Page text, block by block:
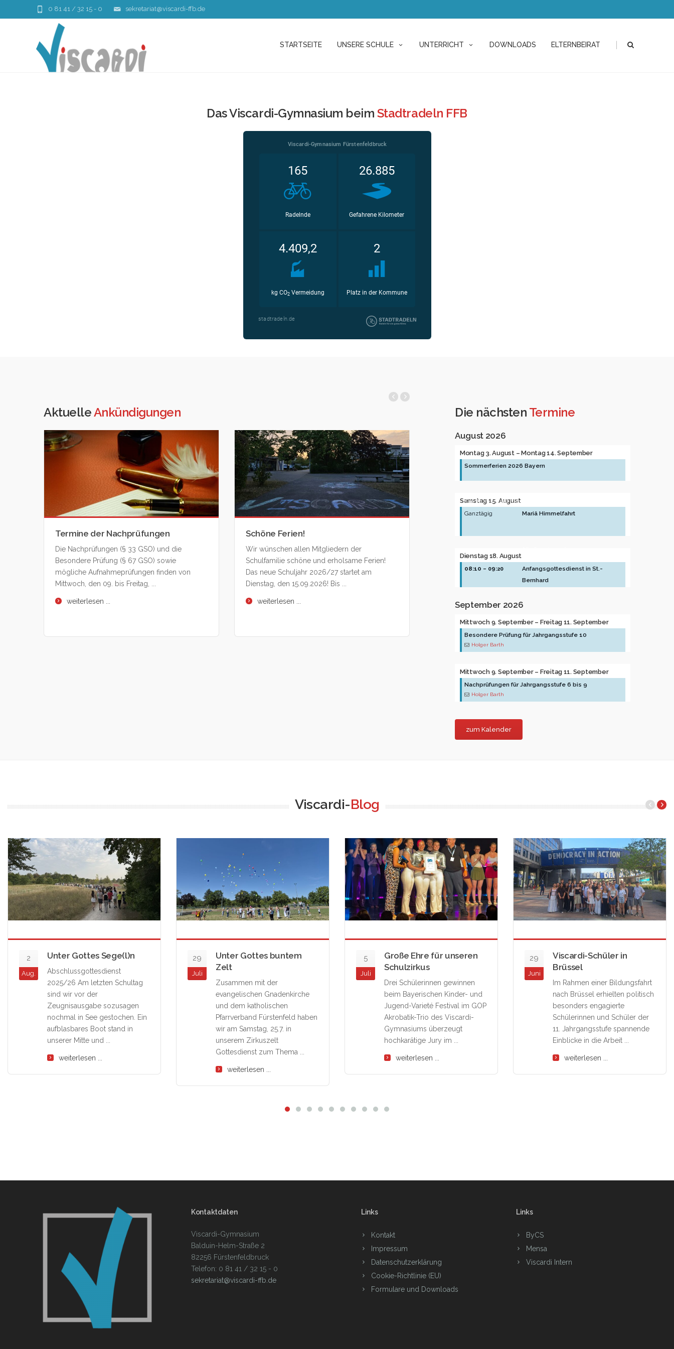
sekretariat@viscardi-ffb.de
0 81 41 / 32 15 - 0
STARTSEITE UNSERE SCHULE UNTERRICHT DOWNLOADS ELTERNBEIRAT |
Das Viscardi-Gymnasium beim Stadtradeln FFB
AktuelleAnkündigungen
Termine der Nachprüfungen
Die Nachprüfungen (§ 33 GSO) und die
Besondere Prüfung (§ 67 GSO) sowie
mögliche Aufnahmeprüfungen finden von
Mittwoch, den 09. bis Freitag, ...
weiterlesen ...
Schöne Ferien!
Wir wünschen allen Mitgliedern der
Schulfamilie schöne und erholsame Ferien!
Das neue Schuljahr 2026/27 startet am
Dienstag, den 15.09.2026! Bis ...
weiterlesen ...
Die nächsten Termine
August 2026
Montag 3. August–Montag14. September
Sommerferien 2026 Bayern
Alle Termine aufhttp://www.schulferien.org
Samstag 15. August
Ganztägig Mariä Himmelfahrt
Dienstag 18. August
08:10 – 09:20
Anfangsgottesdienst in St.-
Bernhard
September 2026
Mittwoch 9. September– Freitag 11. September
Besondere Prüfung für Jahrgangsstufe 10
Holger Barth
Mittwoch 9. September– Freitag 11. September
Nachprüfungen für Jahrgangsstufe 6 bis 9
Holger Barth
zum Kalender
Viscardi-Blog
2
Aug.
Unter Gottes Sege(l)n
Abschlussgottesdienst
2025/26 Am letzten Schultag
sind wir vor der
Zeugnisausgabe sozusagen
nochmal in See gestochen. Ein
aufblasbares Boot stand in
unserer Mitte und ...
weiterlesen ...
29
Juli
Unter Gottes buntem
Zelt
Zusammen mit der
evangelischen Gnadenkirche
und dem katholischen
Pfarrverband Fürstenfeld haben
wir am Samstag, 25.7. in
unserem Zirkuszelt
Gottesdienst zum Thema ...
weiterlesen ...
5
Juli
Große Ehre für unseren
Schulzirkus
Drei Schülerinnen gewinnen
beim Bayerischen Kinder- und
Jugend-Varieté Festival im GOP
Akrobatik-Trio des Viscardi-
Gymnasiums überzeugt
hochkarätige Jury im ...
weiterlesen ...
29
Juni
Viscardi-Schüler in
Brüssel
Im Rahmen einer Bildungsfahrt
nach Brüssel erhielten politisch
besonders engagierte
Schülerinnen und Schüler der
11. Jahrgangsstufe spannende
Einblicke in die Arbeit ...
weiterlesen ...
Kontaktdaten
Viscardi-Gymnasium
Balduin-Helm-Straße 2
82256 Fürstenfeldbruck
Telefon: 0 81 41 / 32 15 - 0
sekretariat@viscardi-ffb.de
Links
Kontakt
Impressum
Datenschutzerklärung
Cookie-Richtlinie (EU)
Formulare und Downloads
Links
ByCS
Mensa
Viscardi Intern